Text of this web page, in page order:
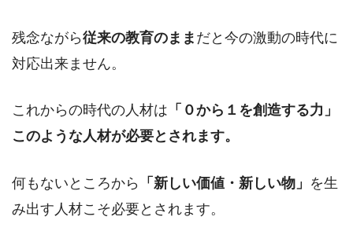
残念ながら従来の教育のまま だと今の激動の時代に
対応出来ません。
これからの時代の人材は 「０から１を創造する力」
このような人材が必要とされます。
何もないところから 「新しい価値・新しい物」 を生
み出す人材こそ必要とされます。